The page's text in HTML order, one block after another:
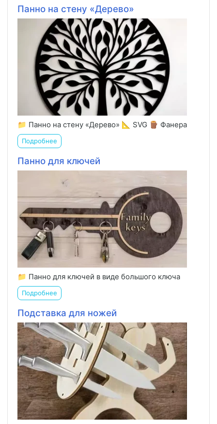
Панно на стену «Дерево»
📁 Панно на стену «Дерево» 📐 SVG 🪵 Фанера
Подробнее
Панно для ключей
📁 Панно для ключей в виде большого ключа
Подробнее
Подставка для ножей